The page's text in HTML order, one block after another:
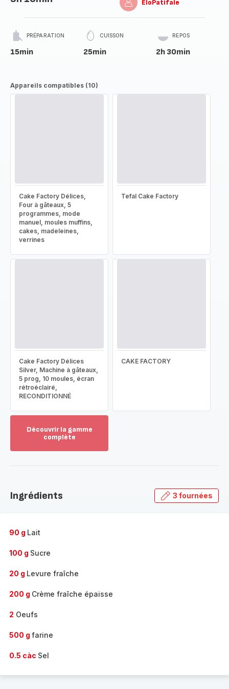
EloPatifale
PRÉPARATION
15min
CUISSON
25min
REPOS
2h 30min
Appareils compatibles (10)
Cake Factory Délices,
Four à gâteaux, 5
programmes, mode
manuel, moules muffins,
cakes, madeleines,
verrines
Tefal Cake Factory
Cake Factory Délices
Silver, Machine à gâteaux,
5 prog, 10 moules, écran
rétroéclairé,
RECONDITIONNÉ
CAKE FACTORY
Découvrir la gamme
complète
gamme
Ingrédients 3 fournées
90 g Lait
100 g Sucre
20 g Levure fraîche
200 g Crème fraîche épaisse
2 Oeufs
500 g farine
0.5 càc Sel